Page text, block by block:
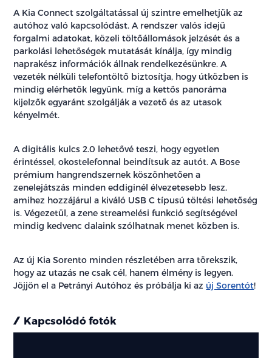
A Kia Connect szolgáltatással új szintre emelhetjük az
autóhoz való kapcsolódást. A rendszer valós idejű
forgalmi adatokat, közeli töltőállomások jelzését és a
parkolási lehetőségek mutatását kínálja, így mindig
naprakész információk állnak rendelkezésünkre. A
vezeték nélküli telefontöltő biztosítja, hogy útközben is
mindig elérhetők legyünk, míg a kettős panoráma
kijelzők egyaránt szolgálják a vezető és az utasok
kényelmét.
A digitális kulcs 2.0 lehetővé teszi, hogy egyetlen
érintéssel, okostelefonnal beindítsuk az autót. A Bose
prémium hangrendszernek köszönhetően a
zenelejátszás minden eddiginél élvezetesebb lesz,
amihez hozzájárul a kiváló USB C típusú töltési lehetőség
is. Végezetül, a zene streamelési funkció segítségével
mindig kedvenc dalaink szólhatnak menet közben is.
Az új Kia Sorento minden részletében arra törekszik,
hogy az utazás ne csak cél, hanem élmény is legyen.
Jöjjön el a Petrányi Autóhoz és próbálja ki az új Sorentót!
Kapcsolódó fotók